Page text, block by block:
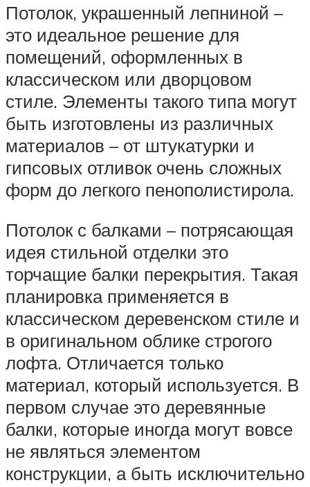
Потолок, украшенный лепниной –
это идеальное решение для
помещений, оформленных в
классическом или дворцовом
стиле. Элементы такого типа могут
быть изготовлены из различных
материалов – от штукатурки и
гипсовых отливок очень сложных
форм до легкого пенополистирола.
Потолок с балками – потрясающая
идея стильной отделки это
торчащие балки перекрытия. Такая
планировка применяется в
классическом деревенском стиле и
в оригинальном облике строгого
лофта. Отличается только
материал, который используется. В
первом случае это деревянные
балки, которые иногда могут вовсе
не являться элементом
конструкции, а быть исключительно